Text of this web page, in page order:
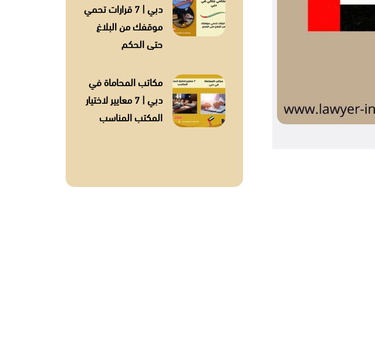
دبي | 7 قرارات تحمي
موقفك من البلاغ
حتى الحكم
مكاتب المحاماة في
دبي | 7 معايير لاختيار
المكتب المناسب